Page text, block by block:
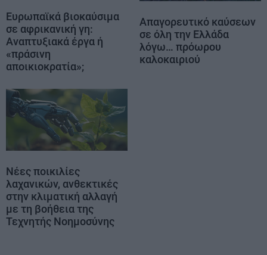
Ευρωπαϊκά βιοκαύσιμα
σε αφρικανική γη:
Αναπτυξιακά έργα ή
«πράσινη
αποικιοκρατία»;
Απαγορευτικό καύσεων
σε όλη την Ελλάδα
λόγω… πρόωρου
καλοκαιριού
Νέες ποικιλίες
λαχανικών, ανθεκτικές
στην κλιματική αλλαγή
με τη βοήθεια της
Τεχνητής Νοημοσύνης